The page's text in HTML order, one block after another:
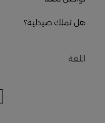
هل تملك صيدلية؟
اللغة